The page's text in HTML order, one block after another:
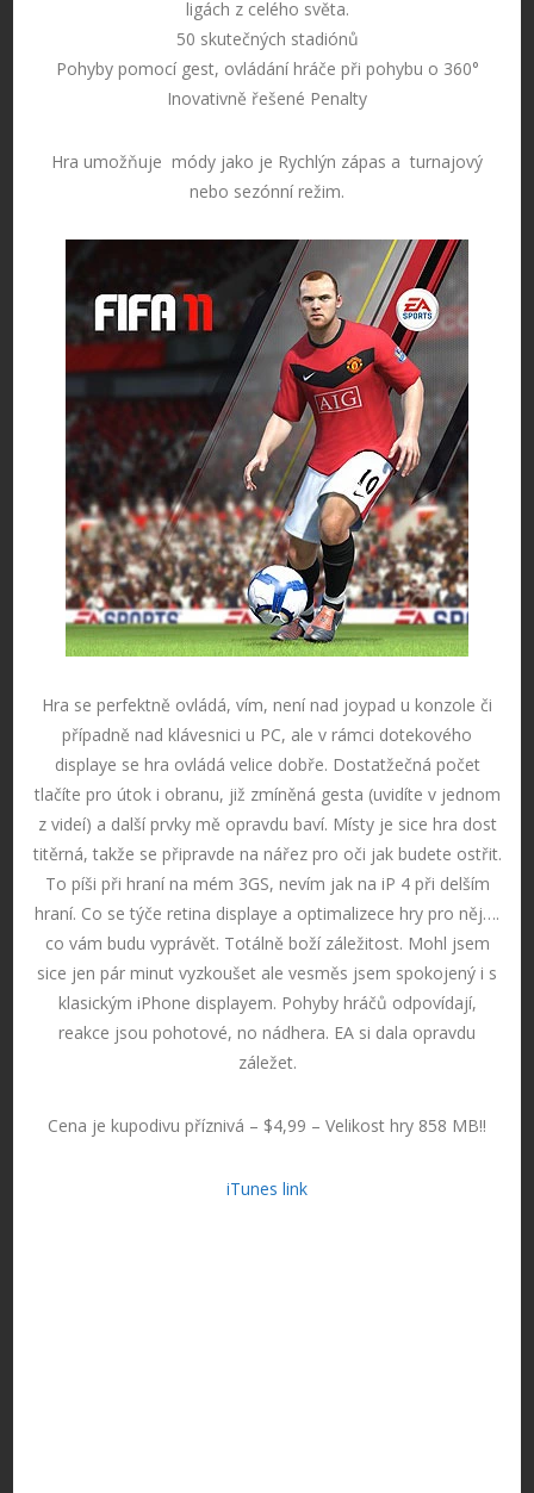
ligách z celého světa.
50 skutečných stadiónů
Pohyby pomocí gest, ovládání hráče při pohybu o 360°
Inovativně řešené Penalty
Hra umožňuje módy jako je Rychlýn zápas a turnajový
nebo sezónní režim.
Hra se perfektně ovládá, vím, není nad joypad u konzole či
případně nad klávesnici u PC, ale v rámci dotekového
displaye se hra ovládá velice dobře. Dostatžečná počet
tlačíte pro útok i obranu, již zmíněná gesta (uvidíte v jednom
z videí) a další prvky mě opravdu baví. Místy je sice hra dost
titěrná, takže se připravde na nářez pro oči jak budete ostřit.
To píši při hraní na mém 3GS, nevím jak na iP 4 při delším
hraní. Co se týče retina displaye a optimalizece hry pro něj….
co vám budu vyprávět. Totálně boží záležitost. Mohl jsem
sice jen pár minut vyzkoušet ale vesměs jsem spokojený i s
klasickým iPhone displayem. Pohyby hráčů odpovídají,
reakce jsou pohotové, no nádhera. EA si dala opravdu
záležet.
Cena je kupodivu příznivá – $4,99 – Velikost hry 858 MB!!
iTunes link